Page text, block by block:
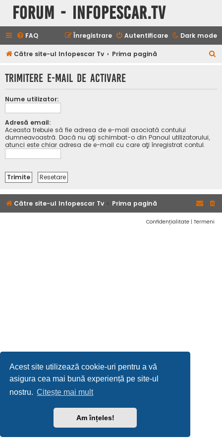
Acest site utilizează cookie-uri pentru a vă
asigura cea mai bună experiență pe site-ul
nostru. Citește mai mult
Am înțeles!
Forum - InfoPescar.Tv
Dark mode
FAQ Autentificare
Înregistrare
Către site-ul Infopescar Tv Prima pagină
t
Trimitere e-mail de activare
Nume utilizator:
Adresă email:
Aceasta trebuie să fie adresa de e-mail asociată contului
dumneavoastră. Dacă nu aţi schimbat-o din Panoul utilizatorului,
atunci este chiar adresa de e-mail cu care aţi înregistrat contul.
Către site-ul Infopescar Tv Prima pagină
Confidențialitate | Termeni